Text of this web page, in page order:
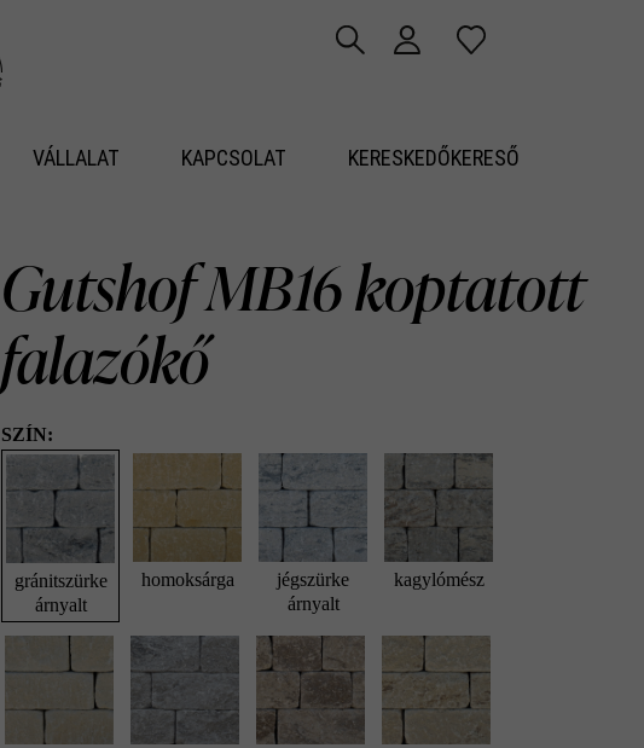
VÁLLALAT KAPCSOLAT KERESKEDŐKERESŐ
Gutshof MB16 koptatott
falazókő
SZÍN:
gránitszürke
árnyalt
homoksárga
jégszürke
árnyalt
kagylómész